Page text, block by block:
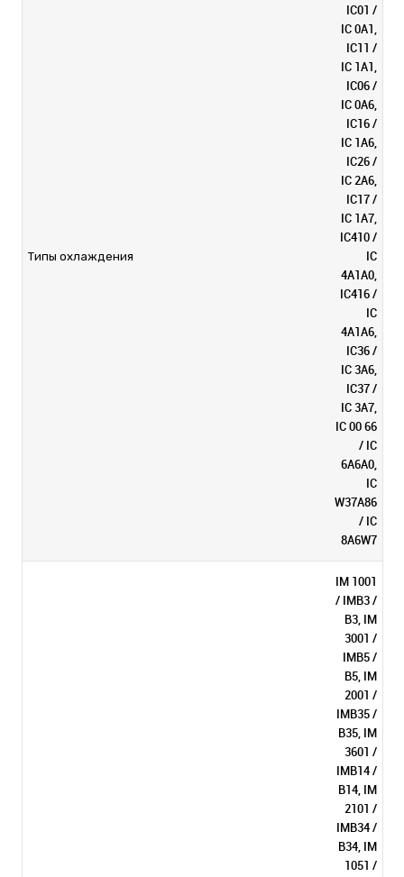
Типы охлаждения
IC01 /
IC 0A1,
IC11 /
IC 1A1,
IC06 /
IC 0A6,
IC16 /
IC 1A6,
IC26 /
IC 2A6,
IC17 /
IC 1A7,
IC410 /
IC
4A1A0,
IC416 /
IC
4A1A6,
IC36 /
IC 3A6,
IC37 /
IC 3A7,
IC 00 66
/ IC
6A6A0,
IC
W37A86
/ IC
8A6W7
IM 1001
/ IMB3 /
B3, IM
3001 /
IMB5 /
B5, IM
2001 /
IMB35 /
B35, IM
3601 /
IMB14 /
B14, IM
2101 /
IMB34 /
B34, IM
1051 /